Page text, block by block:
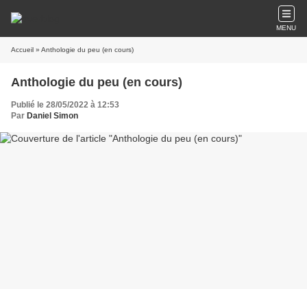
MENU
Accueil » Anthologie du peu (en cours)
Anthologie du peu (en cours)
Publié le 28/05/2022 à 12:53
Par Daniel Simon